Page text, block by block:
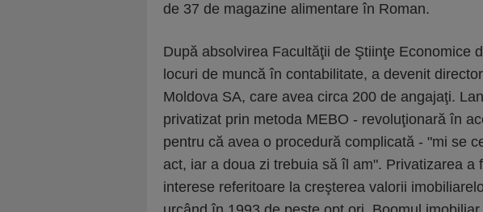
de 37 de magazine alimentare în Roman.
După absolvirea Facultăţii de Ştiinţe Economice
locuri de muncă în contabilitate, a devenit
Moldova SA, care avea circa 200 de angajaţi.
privatizat prin metoda MEBO - revoluţionară în
pentru că avea o procedură complicată - "mi se
act, iar a doua zi trebuia să îl am". Privatizarea a
interese referitoare la creşterea valorii